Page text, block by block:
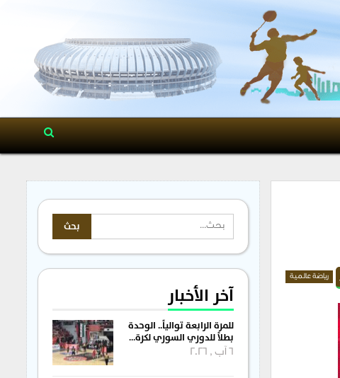
رياضة عالمية
آخر الأخبار
للمرة الرابعة توالياً.. الوحدة
بطلاً للدوري السوري لكرة…
6 آب , 2026